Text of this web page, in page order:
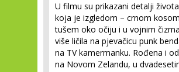
U filmu su prikazani detalji
koja je izgledom – crnom
tušem oko očiju i u vojnim
više ličila na pjevačicu punk
na TV kamermanku. Rođena i
na Novom Zelandu, u